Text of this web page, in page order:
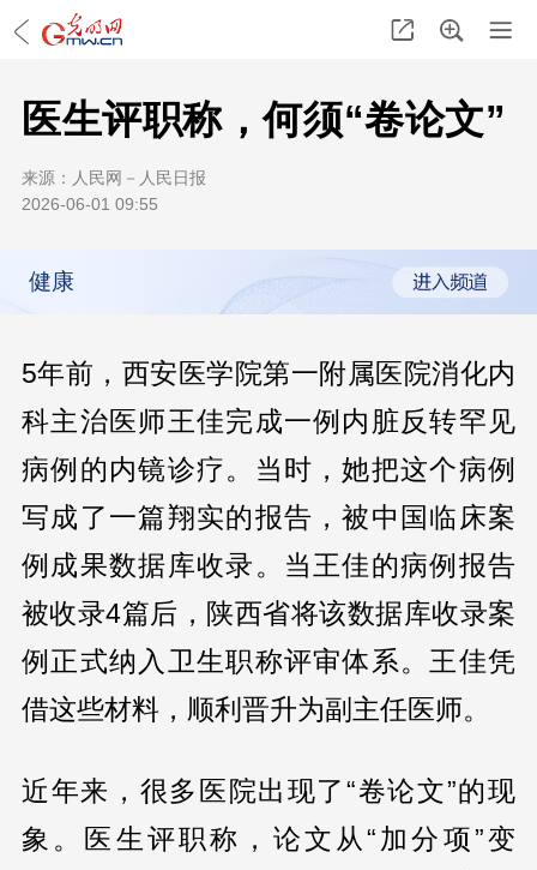
医生评职称，何须“卷论文”
来源： 人民网－人民日报
2026-06-01 09:55
健康
5年前，西安医学院第一附属医院消化内
科主治医师王佳完成一例内脏反转罕见
病例的内镜诊疗。当时，她把这个病例
写成了一篇翔实的报告，被中国临床案
例成果数据库收录。当王佳的病例报告
被收录4篇后，陕西省将该数据库收录案
例正式纳入卫生职称评审体系。王佳凭
借这些材料，顺利晋升为副主任医师。
近年来，很多医院出现了“卷论文”的现
象。医生评职称，论文从“加分项”变